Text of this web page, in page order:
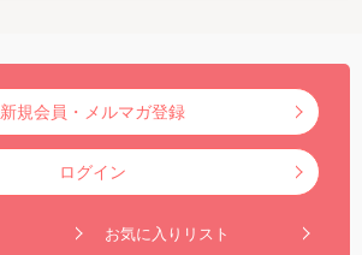
新規会員・メルマガ登録
ログイン
お気に入りリスト